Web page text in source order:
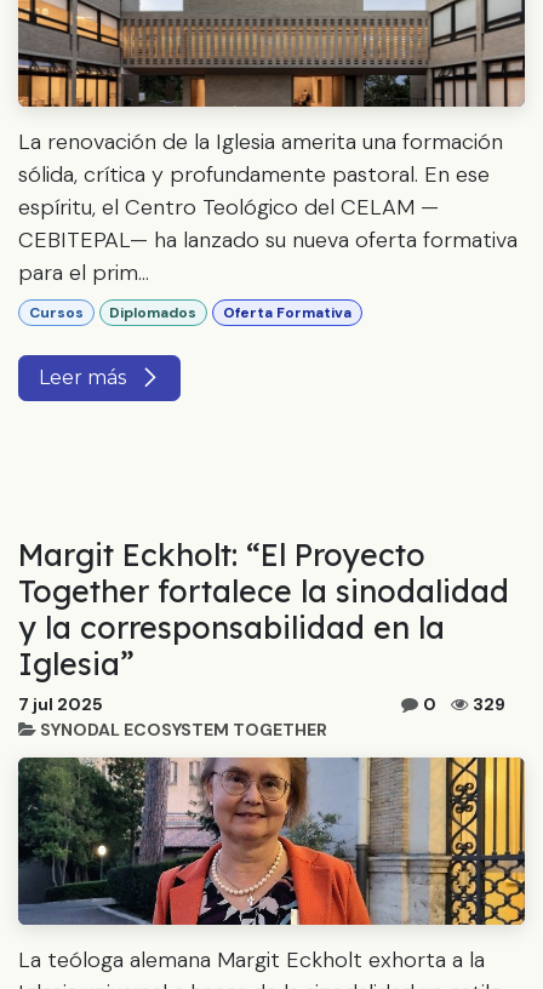
La renovación de la Iglesia amerita una formación
sólida, crítica y profundamente pastoral. En ese
espíritu, el Centro Teológico del CELAM —
CEBITEPAL— ha lanzado su nueva oferta formativa
para el prim...
Cursos Diplomados Oferta Formativa
Leer más
Margit Eckholt: “El Proyecto
Together fortalece la sinodalidad
y la corresponsabilidad en la
Iglesia”
7 jul 2025 0
329
SYNODAL ECOSYSTEM TOGETHER
La teóloga alemana Margit Eckholt exhorta a la